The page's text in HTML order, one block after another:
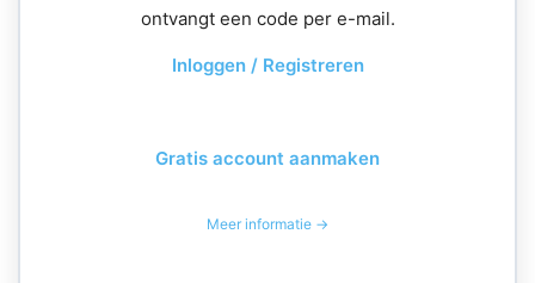
ontvangt een code per e-mail.
Inloggen / Registreren
Gratis account aanmaken
Meer informatie →